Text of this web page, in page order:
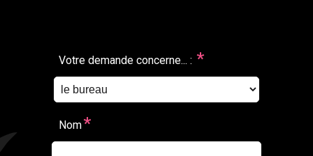
Votre demande concerne... : *
Nom*